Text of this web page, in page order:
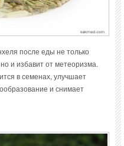
после еды не только
и избавит от метеоризма.
в семенах, улучшает
и снимает